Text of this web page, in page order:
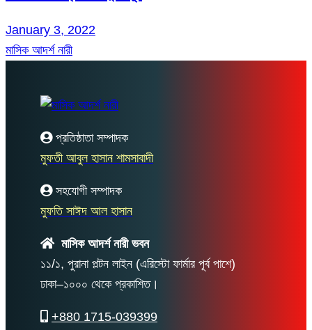
January 3, 2022
মাসিক আদর্শ নারী
প্রতিষ্ঠাতা সম্পাদক
মুফতী আবুল হাসান শামসাবাদী
সহযোগী সম্পাদক
মুফতি সাঈদ আল হাসান
মাসিক আদর্শ নারী ভবন
১১/১, পুরানা পল্টন লাইন (এরিস্টো ফার্মার পূর্ব পাশে)
ঢাকা–১০০০ থেকে প্রকাশিত।
+880 1715-039399